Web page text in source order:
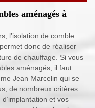
aménagés à
l’isolation de comble
donc de réaliser
de chauffage. Si vous
aménagés, il faut
Jean Marcelin qui se
de nombreux critères
et vos